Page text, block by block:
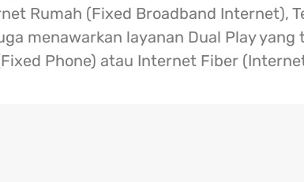
Rumah (Fixed Broadband Internet),
menawarkan layanan Dual Play
Phone) atau Internet Fiber